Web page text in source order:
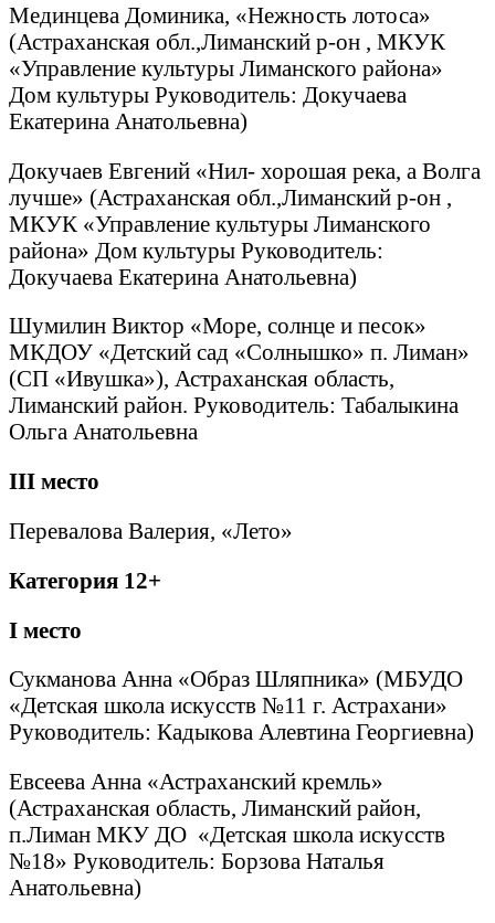
Мединцева Доминика, «Нежность лотоса»
(Астраханская обл.,Лиманский р-он , МКУК
«Управление культуры Лиманского района»
Дом культуры Руководитель: Докучаева
Екатерина Анатольевна)
Докучаев Евгений «Нил- хорошая река, а Волга
лучше» (Астраханская обл.,Лиманский р-он ,
МКУК «Управление культуры Лиманского
района» Дом культуры Руководитель:
Докучаева Екатерина Анатольевна)
Шумилин Виктор «Море, солнце и песок»
МКДОУ «Детский сад «Солнышко» п. Лиман»
(СП «Ивушка»), Астраханская область,
Лиманский район. Руководитель: Табалыкина
Ольга Анатольевна
III место
Перевалова Валерия, «Лето»
Категория 12+
I место
Сукманова Анна «Образ Шляпника» (МБУДО
«Детская школа искусств №11 г. Астрахани»
Руководитель: Кадыкова Алевтина Георгиевна)
Евсеева Анна «Астраханский кремль»
(Астраханская область, Лиманский район,
п.Лиман МКУ ДО «Детская школа искусств
№18» Руководитель: Борзова Наталья
Анатольевна)